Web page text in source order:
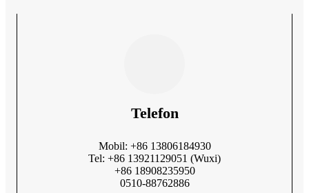
Telefon
Mobil: +86 13806184930
Tel: +86 13921129051 (Wuxi)
+86 18908235950
0510-88762886